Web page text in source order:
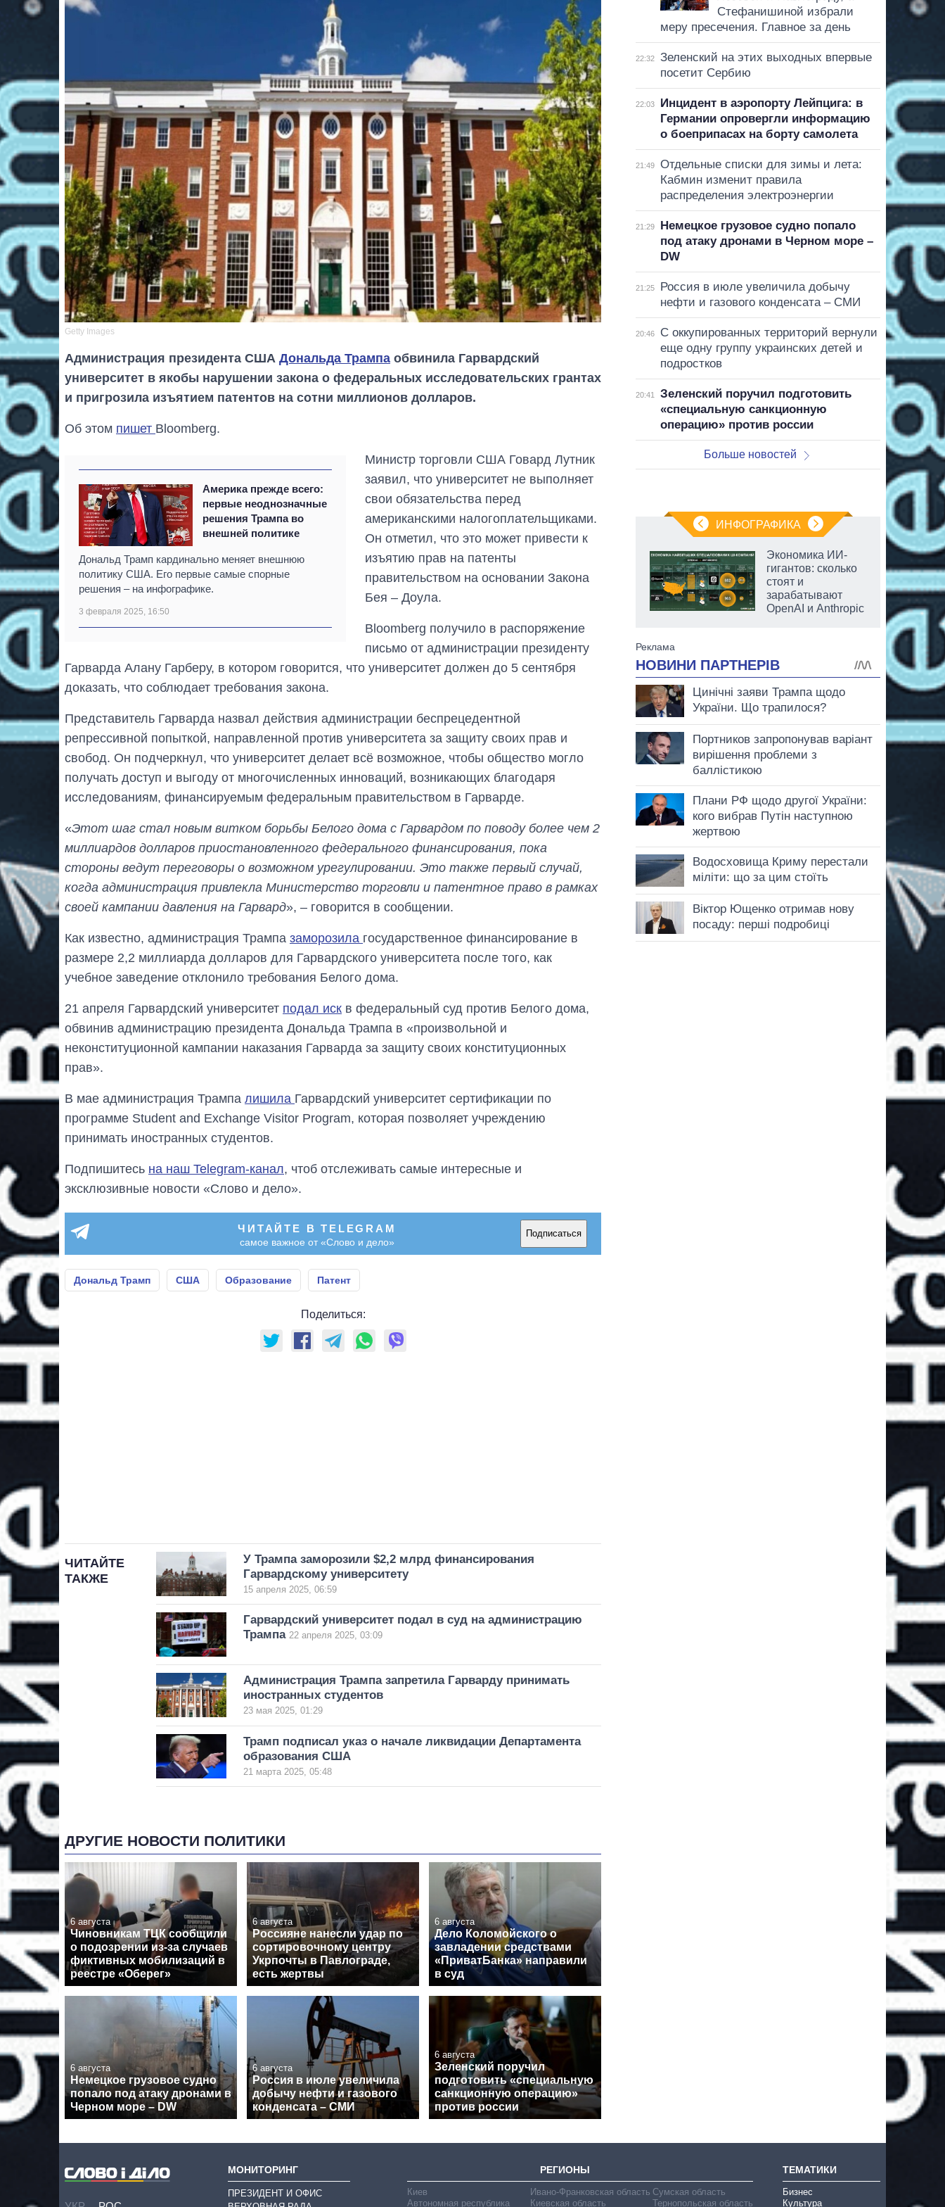
Getty Images
Администрация президента США Дональда Трампа обвинила Гарвардский
университет в якобы нарушении закона о федеральных исследовательских грантах
и пригрозила изъятием патентов на сотни миллионов долларов.
Об этом пишет Bloomberg.
Америка прежде всего:
первые неоднозначные
решения Трампа во
внешней политике
Дональд Трамп кардинально меняет внешнюю
политику США. Его первые самые спорные
решения – на инфографике.
3 февраля 2025, 16:50
Министр торговли США Говард Лутник
заявил, что университет не выполняет
свои обязательства перед
американскими налогоплательщиками.
Он отметил, что это может привести к
изъятию прав на патенты
правительством на основании Закона
Бея – Доула.
Bloomberg получило в распоряжение
письмо от администрации президенту
Гарварда Алану Гарберу, в котором говорится, что университет должен до 5 сентября
доказать, что соблюдает требования закона.
Представитель Гарварда назвал действия администрации беспрецедентной
репрессивной попыткой, направленной против университета за защиту своих прав и
свобод. Он подчеркнул, что университет делает всё возможное, чтобы общество могло
получать доступ и выгоду от многочисленных инноваций, возникающих благодаря
исследованиям, финансируемым федеральным правительством в Гарварде.
«Этот шаг стал новым витком борьбы Белого дома с Гарвардом по поводу более чем 2
миллиардов долларов приостановленного федерального финансирования, пока
стороны ведут переговоры о возможном урегулировании. Это также первый случай,
когда администрация привлекла Министерство торговли и патентное право в рамках
своей кампании давления на Гарвард», – говорится в сообщении.
Как известно, администрация Трампа заморозила государственное финансирование в
размере 2,2 миллиарда долларов для Гарвардского университета после того, как
учебное заведение отклонило требования Белого дома.
21 апреля Гарвардский университет подал иск в федеральный суд против Белого дома,
обвинив администрацию президента Дональда Трампа в «произвольной и
неконституционной кампании наказания Гарварда за защиту своих конституционных
прав».
В мае администрация Трампа лишила Гарвардский университет сертификации по
программе Student and Exchange Visitor Program, которая позволяет учреждению
принимать иностранных студентов.
Подпишитесь на наш Telegram-канал, чтоб отслеживать самые интересные и
эксклюзивные новости «Слово и дело».
ЧИТАЙТЕ В TELEGRAM
самое важное от «Слово и дело»
Подписаться
Дональд Трамп США Образование Патент
Поделиться:
ЧИТАЙТЕ
ТАКЖЕ
У Трампа заморозили $2,2 млрд финансирования
Гарвардскому университету
15 апреля 2025, 06:59
Гарвардский университет подал в суд на администрацию
Трампа 22 апреля 2025, 03:09
Администрация Трампа запретила Гарварду принимать
иностранных студентов
23 мая 2025, 01:29
Трамп подписал указ о начале ликвидации Департамента
образования США
21 марта 2025, 05:48
ДРУГИЕ НОВОСТИ ПОЛИТИКИ
6 августа
Чиновникам ТЦК сообщили
о подозрении из-за случаев
фиктивных мобилизаций в
реестре «Оберег»
6 августа
Россияне нанесли удар по
сортировочному центру
Укрпочты в Павлограде,
есть жертвы
6 августа
Дело Коломойского о
завладении средствами
«ПриватБанка» направили
в суд
6 августа
Немецкое грузовое судно
попало под атаку дронами в
Черном море – DW
6 августа
Россия в июле увеличила
добычу нефти и газового
конденсата – СМИ
6 августа
Зеленский поручил
подготовить «специальную
санкционную операцию»
против россии
Стефанишиной избрали
меру пресечения. Главное за день
22:32
Зеленский на этих выходных впервые
посетит Сербию
22:03
Инцидент в аэропорту Лейпцига: в
Германии опровергли информацию
о боеприпасах на борту самолета
21:49
Отдельные списки для зимы и лета:
Кабмин изменит правила
распределения электроэнергии
21:29
Немецкое грузовое судно попало
под атаку дронами в Черном море –
DW
21:25
Россия в июле увеличила добычу
нефти и газового конденсата – СМИ
20:46
С оккупированных территорий вернули
еще одну группу украинских детей и
подростков
20:41
Зеленский поручил подготовить
«специальную санкционную
операцию» против россии
Больше новостей
ИНФОГРАФИКА
количество
аспирантуру
Экономика ИИ-
гигантов: сколько
стоят и
зарабатывают
OpenAI и Anthropic
МОНИТОРИНГ
ПРЕЗИДЕНТ И ОФИС
РЕГИОНЫ
Киев
Автономная республика
Ивано-Франковская область
Киевская область
Сумская область
Тернопольская область
ТЕМАТИКИ
Бизнес
Культура